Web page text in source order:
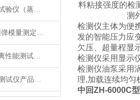
陶瓷砖釉面抗龟裂试验仪（蒸压釜）技术参数
HM-1型现场土基回弹模量测定仪产品简介
反光膜防粘纸可剥离性能测试仪产品展示
EVD动态变形模量测试仪产品展示
料粘接强度的检
测
检测仪主体为便
发的智能压力应
欠压、超量程显
检测仪采用显示
检测仪油泵采用
理,加载连续均匀
中回ZH-6000C